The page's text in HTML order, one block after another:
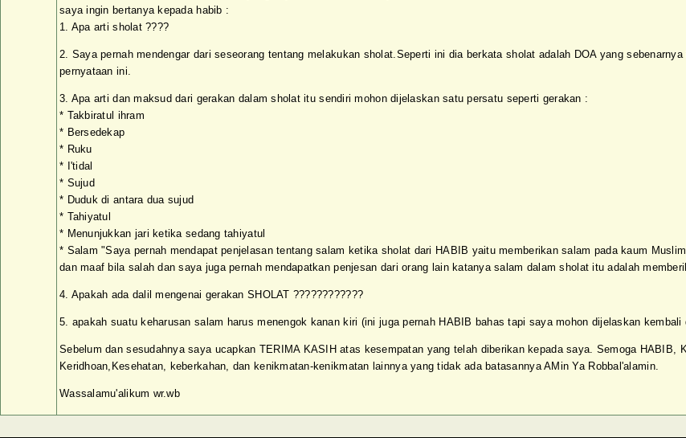
saya ingin bertanya kepada habib :
1. Apa arti sholat ????
2. Saya pernah mendengar dari seseorang tentang melakukan sholat.Seperti ini dia berkata sholat adalah DOA yang
pernyataan ini.
3. Apa arti dan maksud dari gerakan dalam sholat itu sendiri mohon dijelaskan satu persatu seperti gerakan :
* Takbiratul ihram
* Bersedekap
* Ruku
* I'tidal
* Sujud
* Duduk di antara dua sujud
* Tahiyatul
* Menunjukkan jari ketika sedang tahiyatul
* Salam "Saya pernah mendapat penjelasan tentang salam ketika sholat dari HABIB yaitu memberikan salam pada kaum
dan maaf bila salah dan saya juga pernah mendapatkan penjesan dari orang lain katanya salam dalam sholat itu adalah
4. Apakah ada dalil mengenai gerakan SHOLAT ????????????
5. apakah suatu keharusan salam harus menengok kanan kiri (ini juga pernah HABIB bahas tapi saya mohon dijelaskan kembali
Sebelum dan sesudahnya saya ucapkan TERIMA KASIH atas kesempatan yang telah diberikan kepada saya. Semoga HABIB,
Keridhoan,Kesehatan, keberkahan, dan kenikmatan-kenikmatan lainnya yang tidak ada batasannya AMin Ya Robbal'alamin.
Wassalamu'alikum wr.wb